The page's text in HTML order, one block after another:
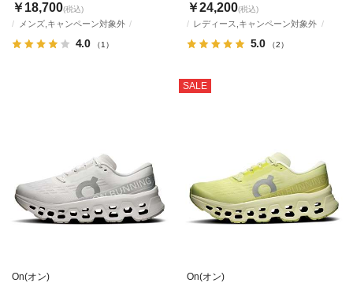
メンズ,キャンペーン対象外
4.0 （1）
￥18,700(税込)
レディース,キャンペーン対象外
5.0 （2）
￥24,200(税込)
On(オン)
SALE
On(オン)